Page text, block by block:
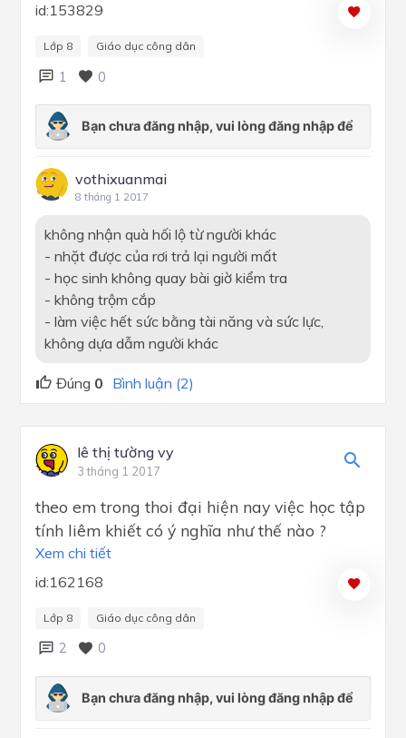
id:153829
Lớp 8 Giáo dục công dân
1 0
vothixuanmai
8 tháng 1 2017
không nhận quà hối lộ từ người khác
- nhặt được của rơi trả lại người mất
- học sinh không quay bài giờ kiểm tra
- không trộm cắp
- làm việc hết sức bằng tài năng và sức lực,
không dựa dẫm người khác
Đúng 0 Bình luận (2)
lê thị tường vy
3 tháng 1 2017
theo em trong thoi đại hiện nay việc học tập
tính liêm khiết có ý nghĩa như thế nào ?
Xem chi tiết
id:162168
Lớp 8 Giáo dục công dân
2 0